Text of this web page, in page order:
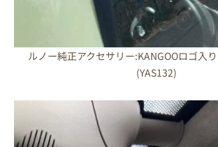
ルノー純正アクセサリー:KANGOOロゴ入
(YAS132)